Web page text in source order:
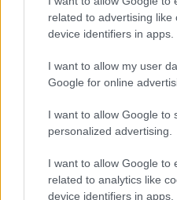
related to advertising like
device identifiers in apps.
I want to allow my user
Google for online
I want to allow Google to
personalized advertising.
I want to allow Google to
related to analytics like
device identifiers in apps.
Paks II.:
Elkészült a
közelében